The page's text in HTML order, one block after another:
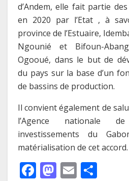
d’Andem, elle fait partie
en 2020 par l’Etat , à
province de l’Estuaire,
Ngounié et Bifoun-
Ogooué, dans le but de
du pays sur la base d’un
de bassins de production.
Il convient également de
l’Agence nationale
investissements du
matérialisation de cet accord.
F M E